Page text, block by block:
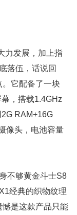
力发展，加上指
落伍，话说回
它配备了一块
，搭载1.4GHz
RAM+16G
像头，电池容量
不够黄金斗士S8
经典的织物纹理
是这款产品只能